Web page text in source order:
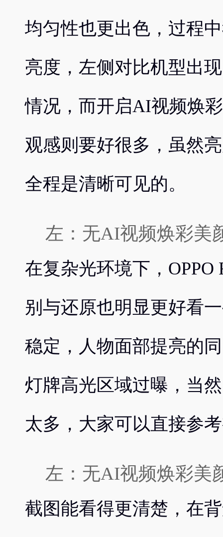
均匀性也更出色，过程
亮度，左侧对比机型出
情况，而开启AI视频焕
观感则要好很多，虽然
全程是清晰可见的。
左：无AI视频焕彩美
在复杂光环境下，OPPO
别与还原也明显更好看
稳定，人物面部提亮的
灯牌高光区域过曝，当
太多，大家可以直接参
左：无AI视频焕彩美
截图能看得更清楚，在